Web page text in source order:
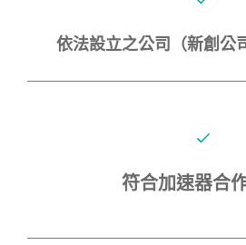
依法設立之公司（新創公
符合加速器合